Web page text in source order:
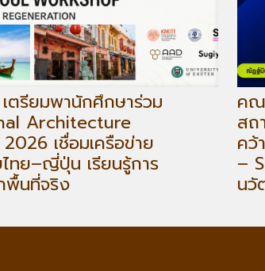
ตรียมพานักศึกษาร่วม
Architecture
เชื่อมเครือข่าย
ทย–ญี่ปุ่น เรียนรู้การ
พื้นที่จริง
คณ
สถ
คว้
–
นวั